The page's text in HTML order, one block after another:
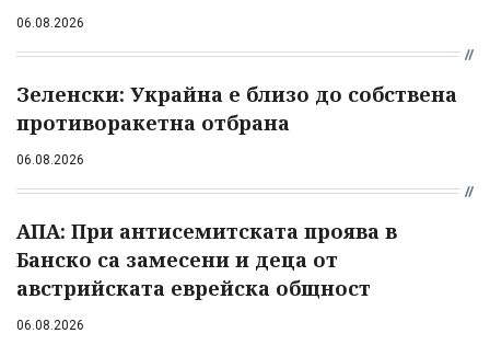
06.08.2026
Зеленски: Украйна е близо до собствена
противоракетна отбрана
06.08.2026
АПА: При антисемитската проява в
Банско са замесени и деца от
австрийската еврейска общност
06.08.2026